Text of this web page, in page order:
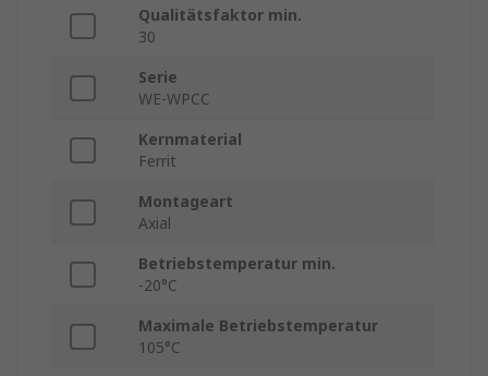
Qualitätsfaktor min.
30
Serie
WE-WPCC
Kernmaterial
Ferrit
Montageart
Axial
Betriebstemperatur min.
-20°C
Maximale Betriebstemperatur
105°C